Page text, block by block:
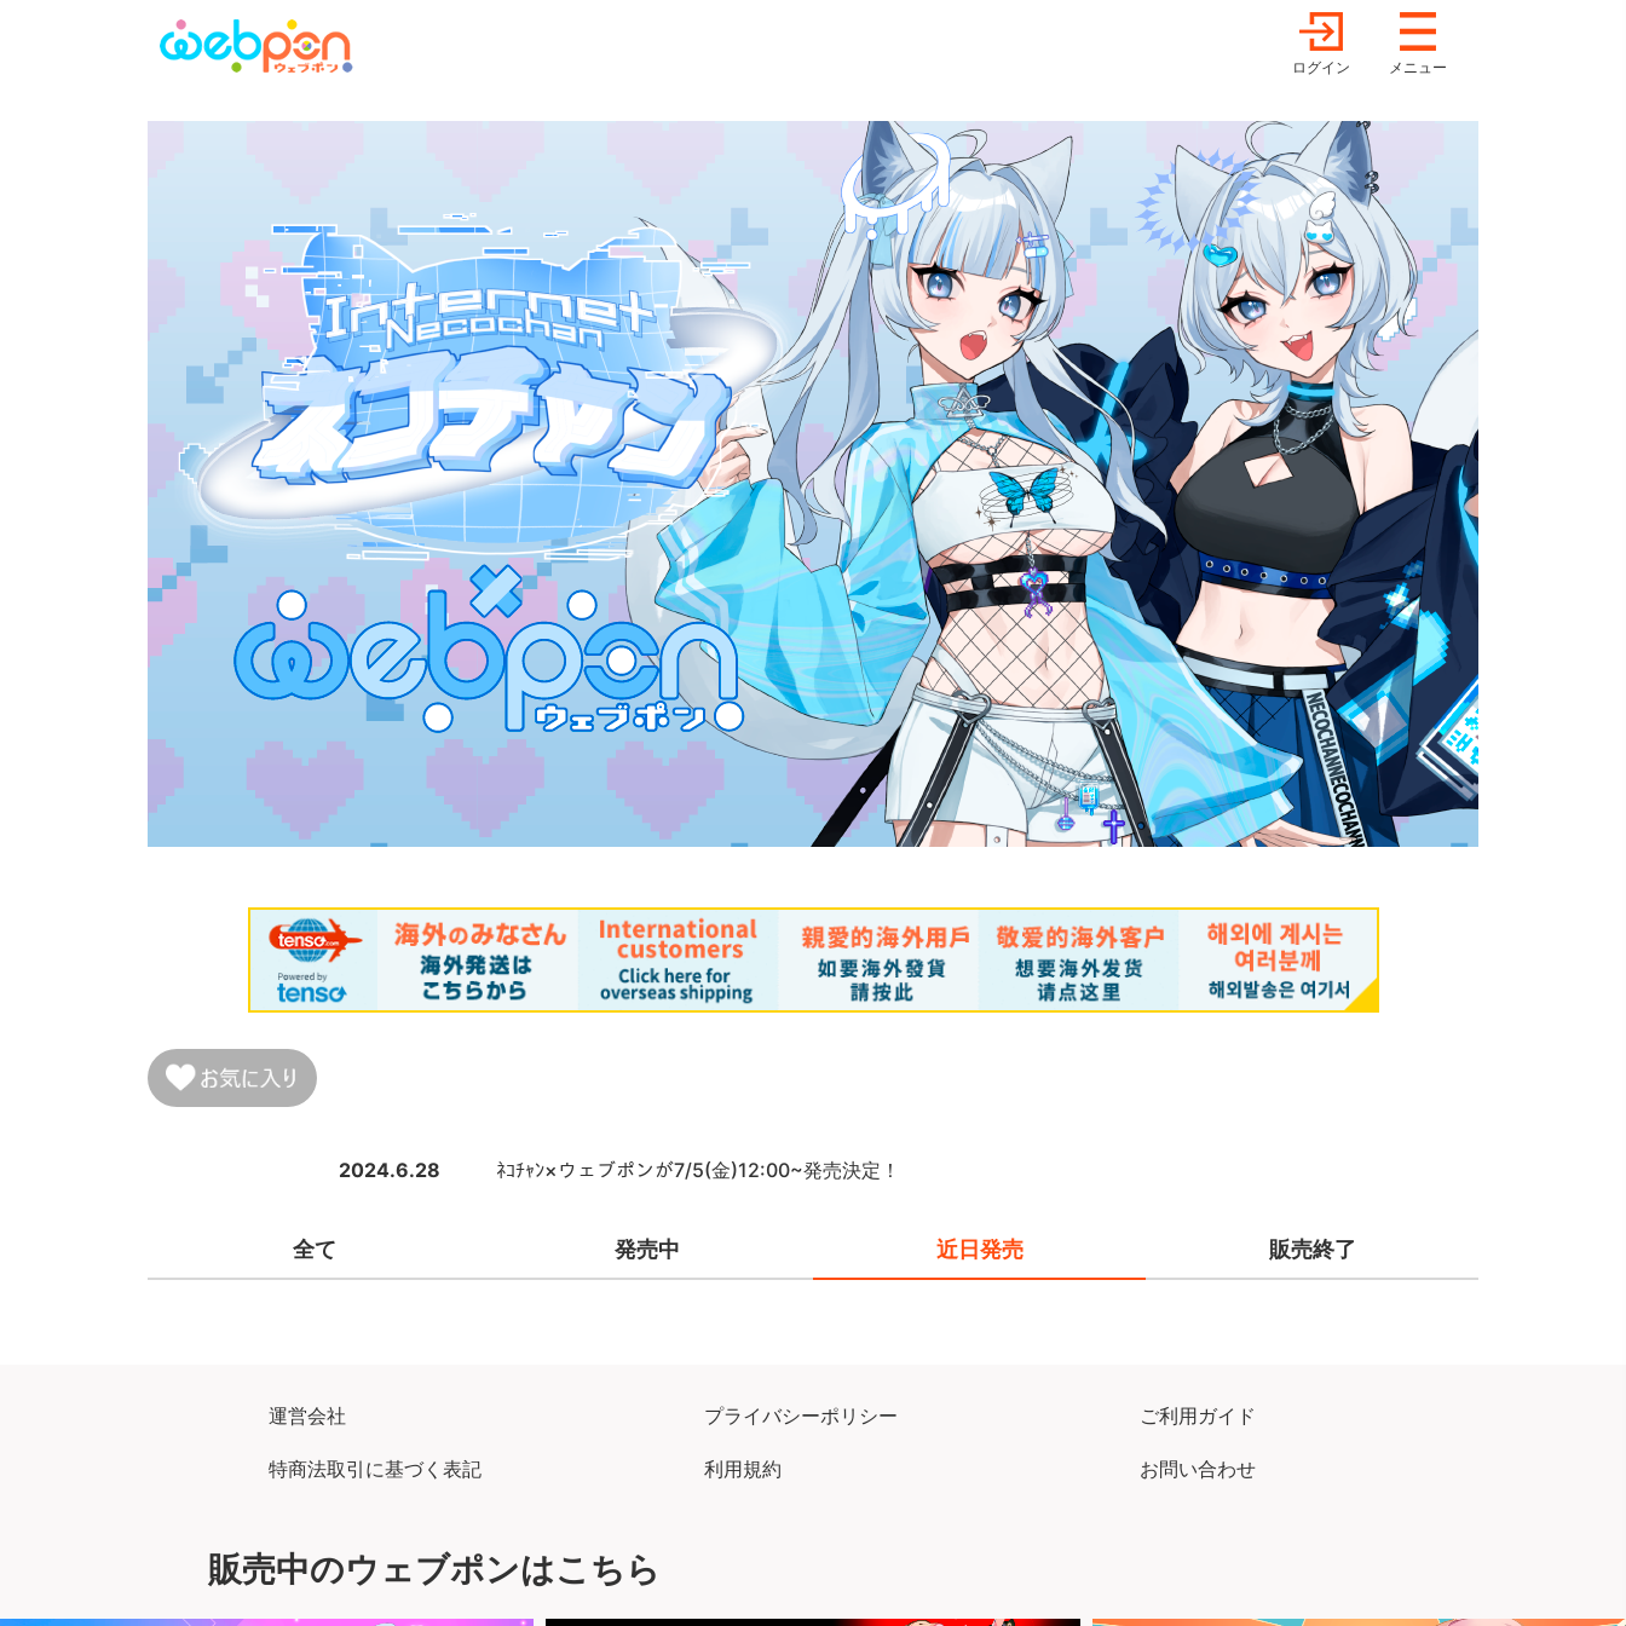
ログイン メニュー
2024.6.28 ﾈｺﾁｬﾝ×ウェブポンが7/5(金)12:00~発売決定！
全て 発売中 近日発売 販売終了
運営会社 プライバシーポリシー ご利用ガイド
特商法取引に基づく表記 利用規約 お問い合わせ
販売中のウェブポンはこちら